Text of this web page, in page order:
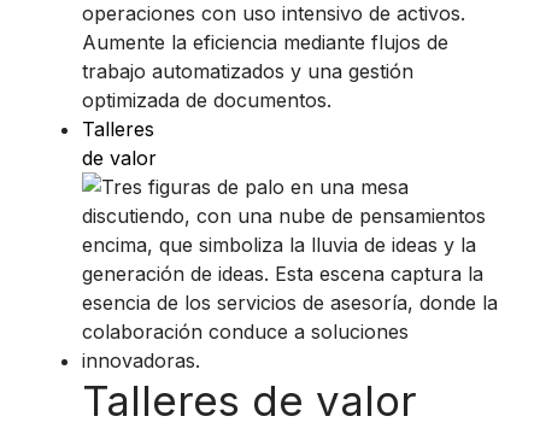
operaciones con uso intensivo de activos.
Aumente la eficiencia mediante flujos de
trabajo automatizados y una gestión
optimizada de documentos.
Talleres
de valor
Talleres de valor